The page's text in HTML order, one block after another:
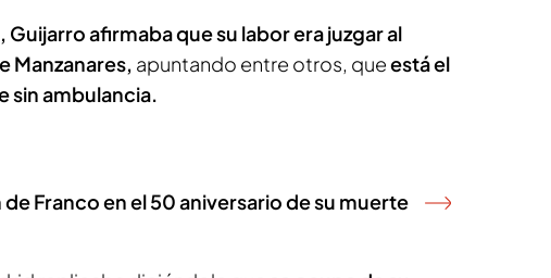
Guijarro afirmaba que su labor era juzgar al
Manzanares, apuntando entre otros, queestá el
sin ambulancia.
Franco en el 50 aniversario de su muerte